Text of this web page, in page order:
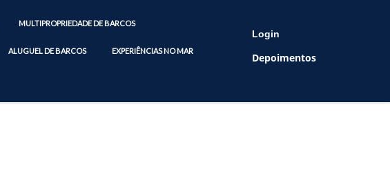
MULTIPROPRIEDADE DE BARCOS
ALUGUEL DE BARCOS EXPERIÊNCIAS NO MAR
Login
Depoimentos